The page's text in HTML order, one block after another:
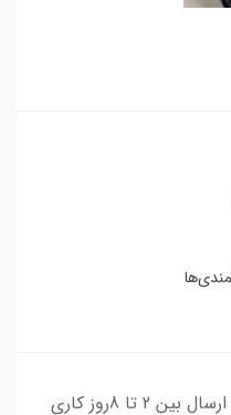
محصول در فروشگاه موجود است و ارسال بین 2 تا 8روز کاری